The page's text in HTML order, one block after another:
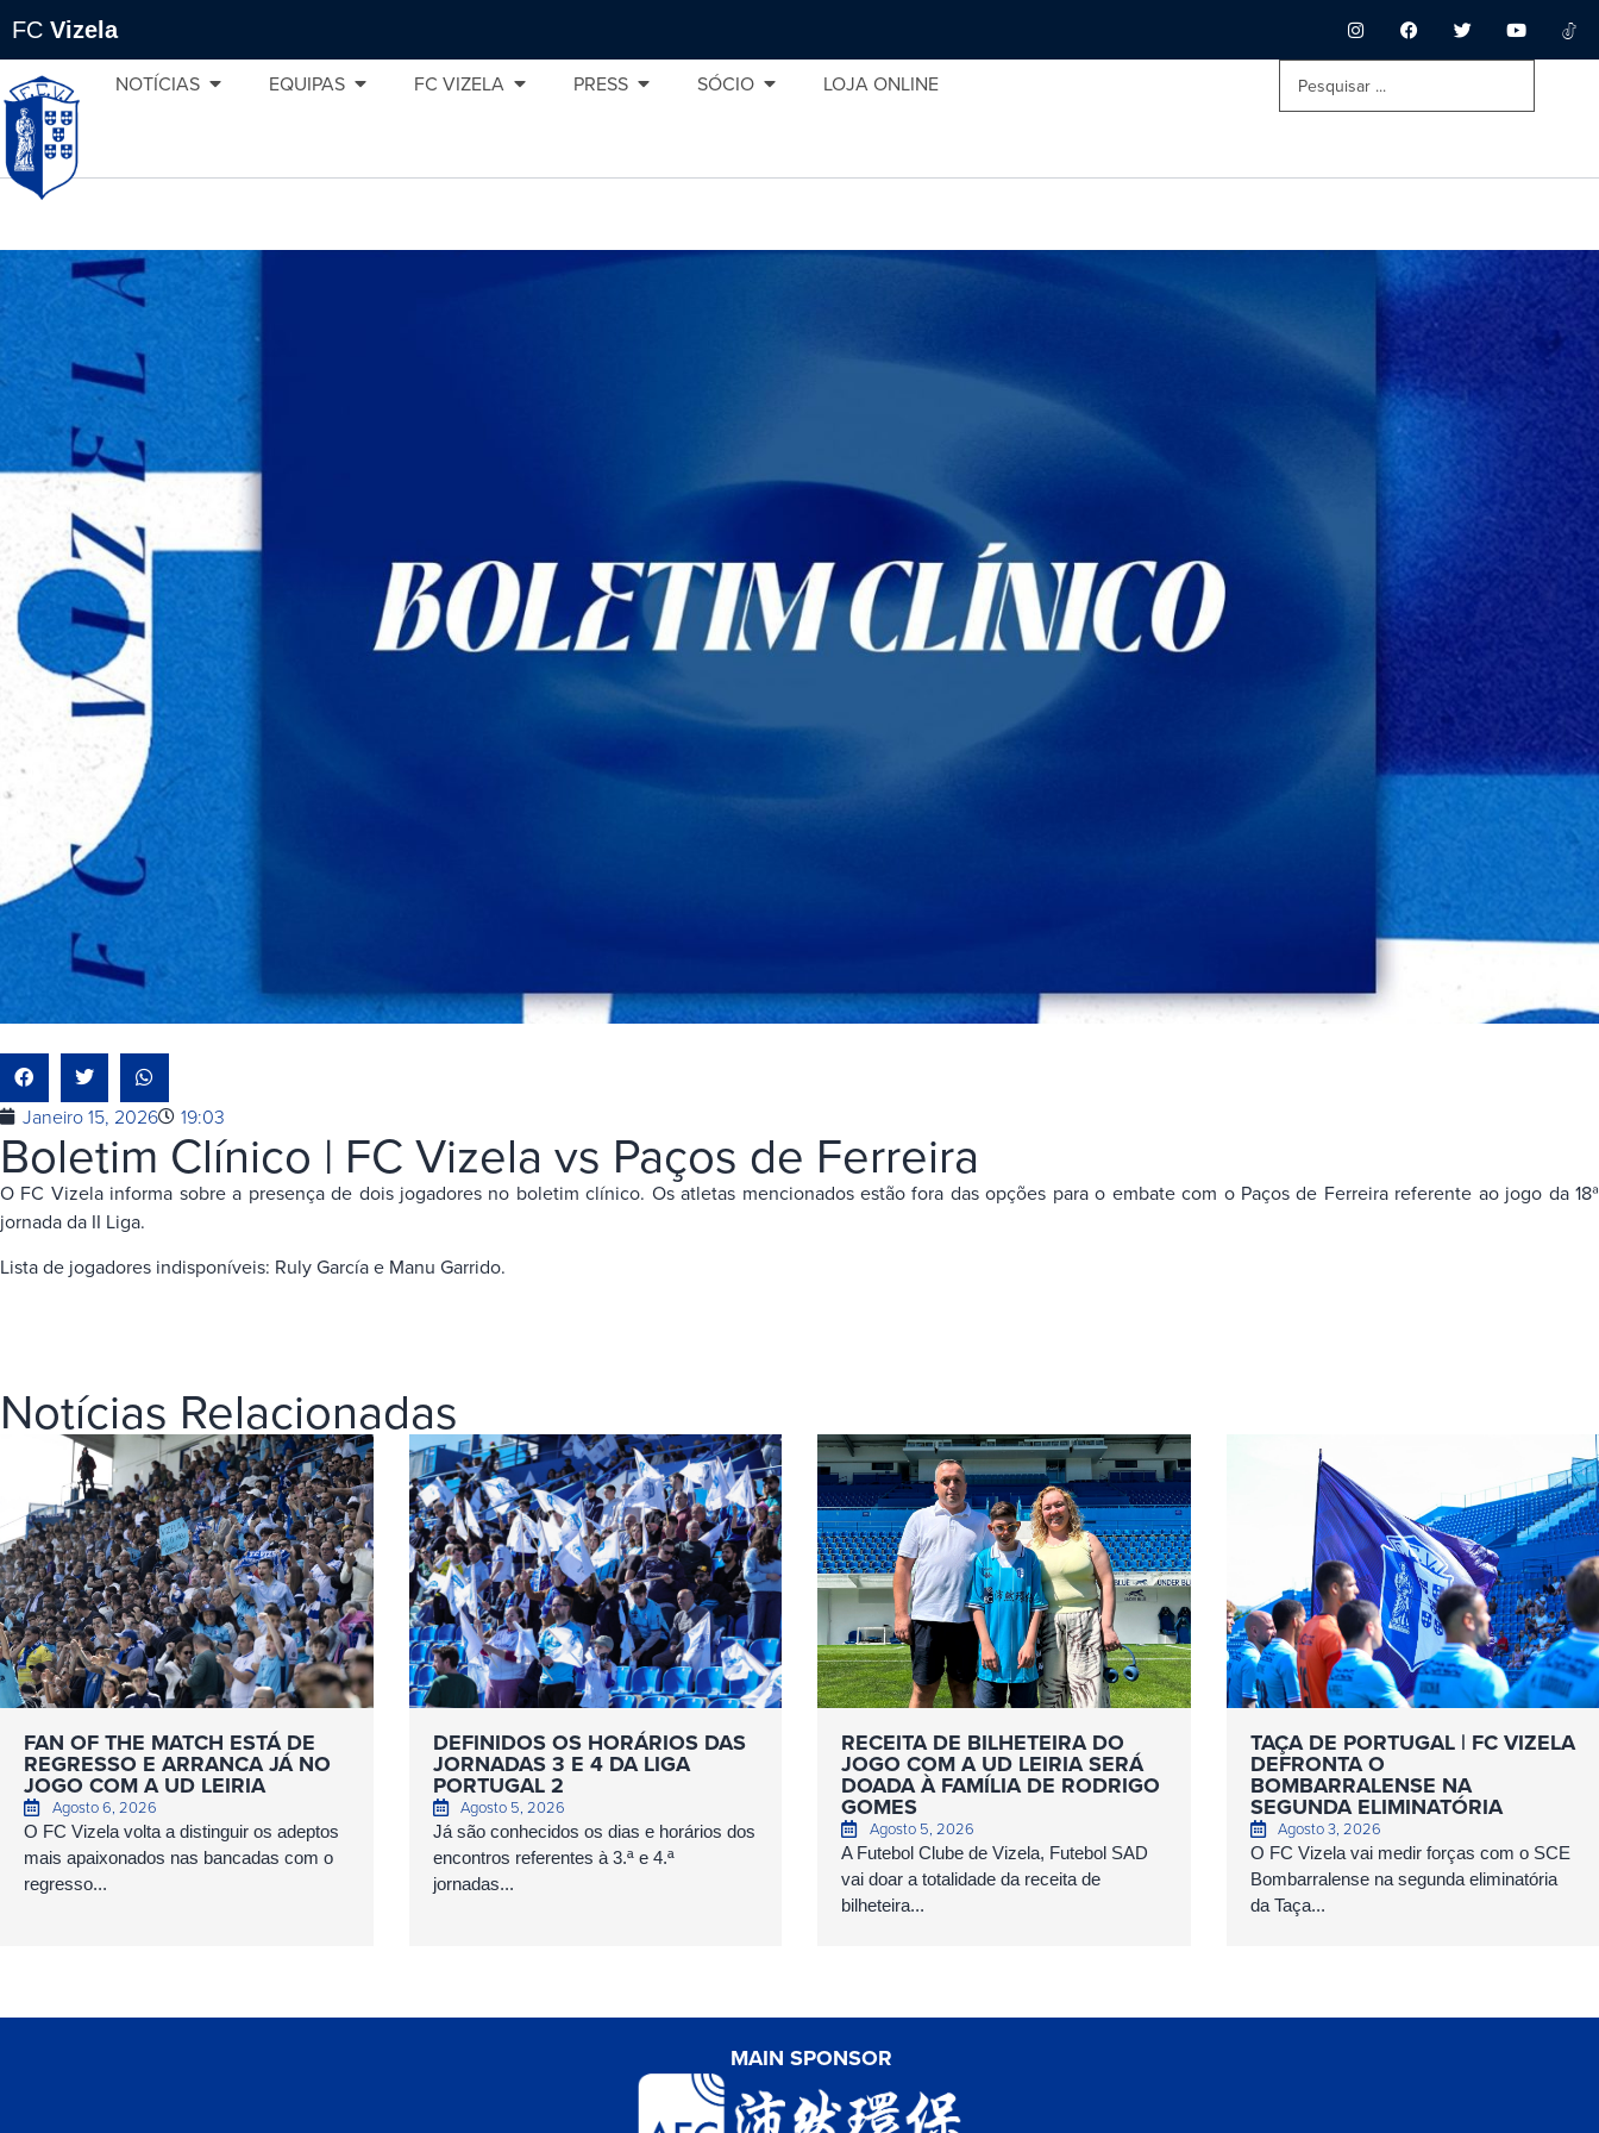
FC Vizela
NOTÍCIAS EQUIPAS FC VIZELA PRESS SÓCIO LOJA ONLINE
Janeiro 15, 2026 19:03
Boletim Clínico | FC Vizela vs Paços de Ferreira
O FC Vizela informa sobre a presença de dois jogadores no boletim clínico. Os atletas mencionados estão fora das opções para o embate com o Paços de Ferreira referente ao jogo da 18ª
jornada da II Liga.
Lista de jogadores indisponíveis: Ruly García e Manu Garrido.
Notícias Relacionadas
FAN OF THE MATCH ESTÁ DE
REGRESSO E ARRANCA JÁ NO
JOGO COM A UD LEIRIA
Agosto 6, 2026
O FC Vizela volta a distinguir os adeptos
mais apaixonados nas bancadas com o
regresso...
DEFINIDOS OS HORÁRIOS DAS
JORNADAS 3 E 4 DA LIGA
PORTUGAL 2
Agosto 5, 2026
Já são conhecidos os dias e horários dos
encontros referentes à 3.ª e 4.ª
jornadas...
RECEITA DE BILHETEIRA DO
JOGO COM A UD LEIRIA SERÁ
DOADA À FAMÍLIA DE RODRIGO
GOMES
Agosto 5, 2026
A Futebol Clube de Vizela, Futebol SAD
vai doar a totalidade da receita de
bilheteira...
TAÇA DE PORTUGAL | FC VIZELA
DEFRONTA O
BOMBARRALENSE NA
SEGUNDA ELIMINATÓRIA
Agosto 3, 2026
O FC Vizela vai medir forças com o SCE
Bombarralense na segunda eliminatória
da Taça...
MAIN SPONSOR